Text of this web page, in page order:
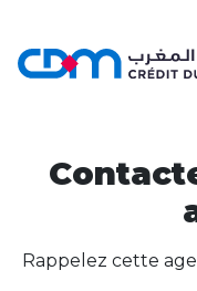
Rappelez cette